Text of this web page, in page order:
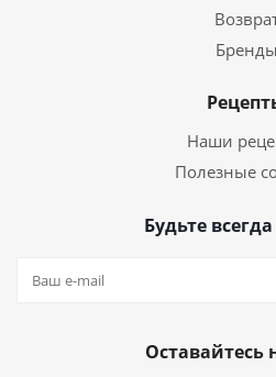
Бренды
Наши
Полезные
Будьте
Оставайтесь